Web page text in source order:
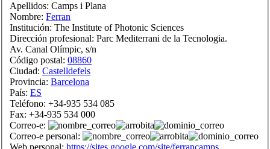
Apellidos: Camps i Plana
Nombre: Ferran
Institución: The Institute of Photonic Sciences
Dirección profesional: Parc Mediterrani de la Tecnologia.
Av. Canal Olímpic, s/n
Código postal: 08860
Ciudad: Castelldefels
Provincia: Barcelona
País: ES
Teléfono: +34-935 534 085
Fax: +34-935 534 000
Correo-e:
Correo-e personal: